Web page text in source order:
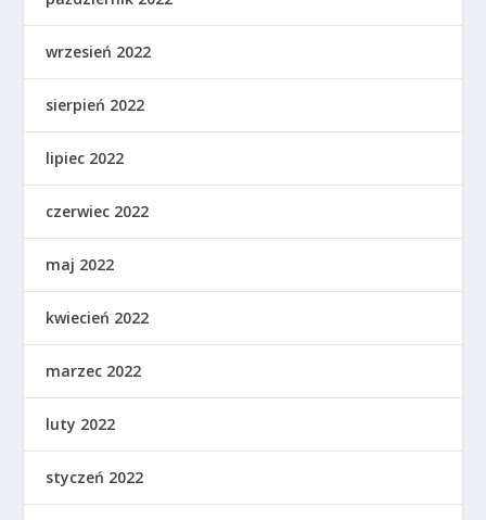
wrzesień 2022
sierpień 2022
lipiec 2022
czerwiec 2022
maj 2022
kwiecień 2022
marzec 2022
luty 2022
styczeń 2022